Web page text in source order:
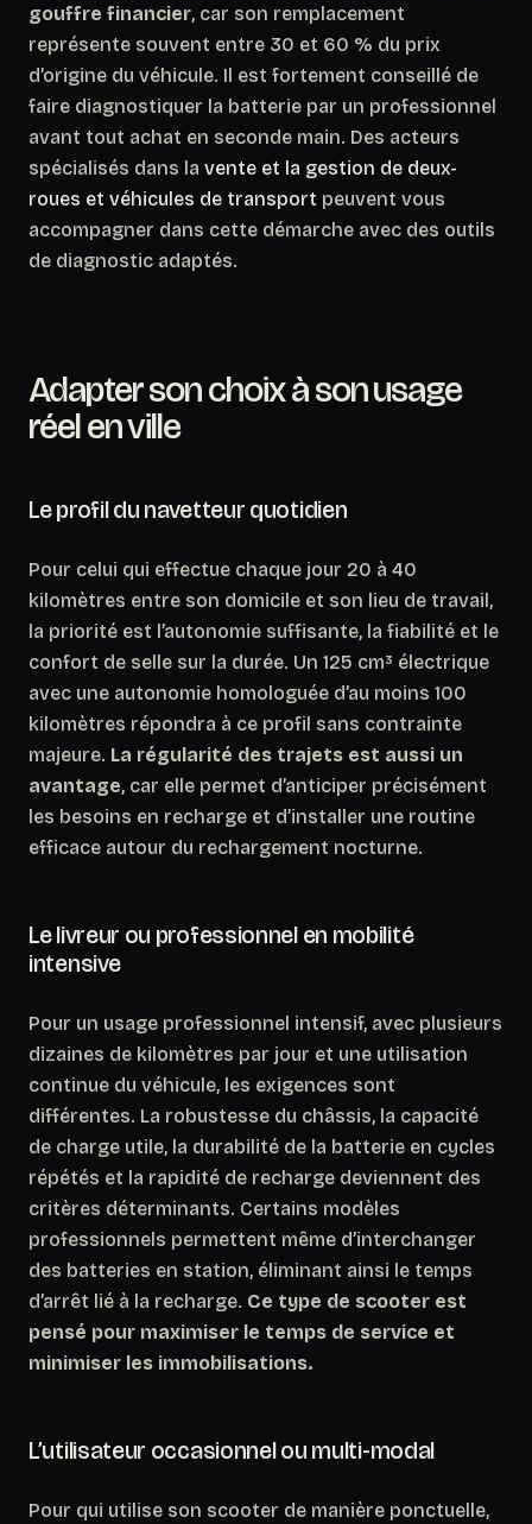
gouffre financier, car son remplacement
représente souvent entre 30 et 60 % du prix
d’origine du véhicule. Il est fortement conseillé de
faire diagnostiquer la batterie par un professionnel
avant tout achat en seconde main. Des acteurs
spécialisés dans la vente et la gestion de deux-
roues et véhicules de transport peuvent vous
accompagner dans cette démarche avec des outils
de diagnostic adaptés.
Adapter son choix à son usage
réel en ville
Le profil du navetteur quotidien
Pour celui qui effectue chaque jour 20 à 40
kilomètres entre son domicile et son lieu de travail,
la priorité est l’autonomie suffisante, la fiabilité et le
confort de selle sur la durée. Un 125 cm³ électrique
avec une autonomie homologuée d’au moins 100
kilomètres répondra à ce profil sans contrainte
majeure. La régularité des trajets est aussi un
avantage, car elle permet d’anticiper précisément
les besoins en recharge et d’installer une routine
efficace autour du rechargement nocturne.
Le livreur ou professionnel en mobilité
intensive
Pour un usage professionnel intensif, avec plusieurs
dizaines de kilomètres par jour et une utilisation
continue du véhicule, les exigences sont
différentes. La robustesse du châssis, la capacité
de charge utile, la durabilité de la batterie en cycles
répétés et la rapidité de recharge deviennent des
critères déterminants. Certains modèles
professionnels permettent même d’interchanger
des batteries en station, éliminant ainsi le temps
d’arrêt lié à la recharge. Ce type de scooter est
pensé pour maximiser le temps de service et
minimiser les immobilisations.
L’utilisateur occasionnel ou multi-modal
Pour qui utilise son scooter de manière ponctuelle,